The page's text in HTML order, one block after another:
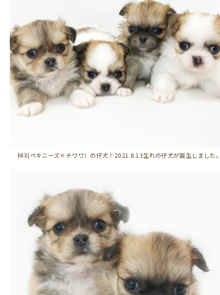
ONEクリニック
店舗紹介
オンラインショップ
お知らせ
MIX(ペキニーズ×チワワ）の仔犬！2021.8.13生れの仔犬が誕生しました